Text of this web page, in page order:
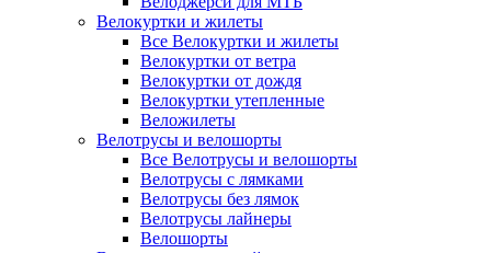
Велокуртки и жилеты
Все Велокуртки и жилеты
Велокуртки от ветра
Велокуртки от дождя
Велокуртки утепленные
Веложилеты
Велотрусы и велошорты
Все Велотрусы и велошорты
Велотрусы с лямками
Велотрусы без лямок
Велотрусы лайнеры
Велошорты